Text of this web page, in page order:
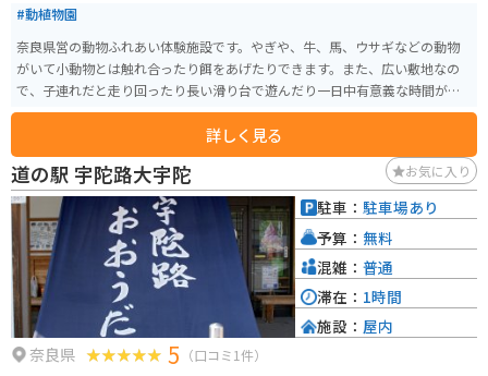
#動植物園
奈良県営の動物ふれあい体験施設です。やぎや、牛、馬、ウサギなどの動物
がいて小動物とは触れ合ったり餌をあげたりできます。また、広い敷地なの
で、子連れだと走り回ったり長い滑り台で遊んだり一日中有意義な時間がす
ごせます。
詳しく見る
道の駅 宇陀路大宇陀 お気に入り
奈良県 5 （口コミ1件）
駐車： 駐車場あり
予算： 無料
混雑： 普通
滞在： 1時間
施設： 屋内